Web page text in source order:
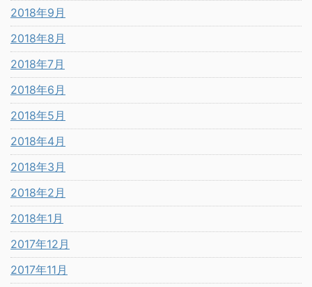
2018年9月
2018年8月
2018年7月
2018年6月
2018年5月
2018年4月
2018年3月
2018年2月
2018年1月
2017年12月
2017年11月